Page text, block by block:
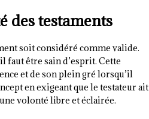
des testaments
soit considéré comme valide.
faut être sain d’esprit. Cette
et de son plein gré lorsqu’il
en exigeant que le testateur ait
volonté libre et éclairée.